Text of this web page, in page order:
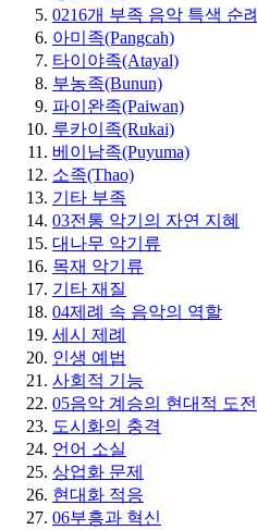
0216개 부족 음악 특색 순례
아미족(Pangcah)
타이야족(Atayal)
부농족(Bunun)
파이완족(Paiwan)
루카이족(Rukai)
베이남족(Puyuma)
소족(Thao)
기타 부족
03전통 악기의 자연 지혜
대나무 악기류
목재 악기류
기타 재질
04제례 속 음악의 역할
세시 제례
인생 예법
사회적 기능
05음악 계승의 현대적 도전
도시화의 충격
언어 소실
상업화 문제
현대화 적응
06부흥과 혁신